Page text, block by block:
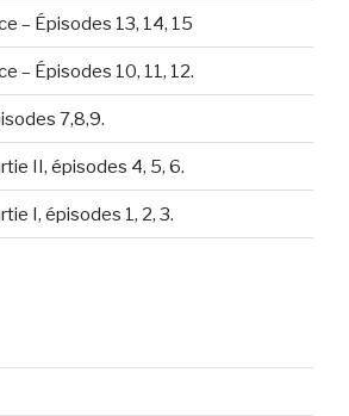
– Épisodes 13, 14, 15
– Épisodes 10, 11, 12.
7,8,9.
II, épisodes 4, 5, 6.
I, épisodes 1, 2, 3.